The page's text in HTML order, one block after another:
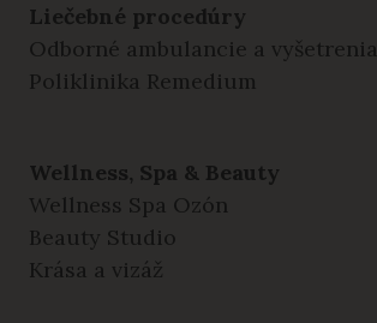
Liečebné procedúry
Odborné ambulancie a vyšetrenia
Poliklinika Remedium
Wellness, Spa & Beauty
Wellness Spa Ozón
Beauty Studio
Krása a vizáž